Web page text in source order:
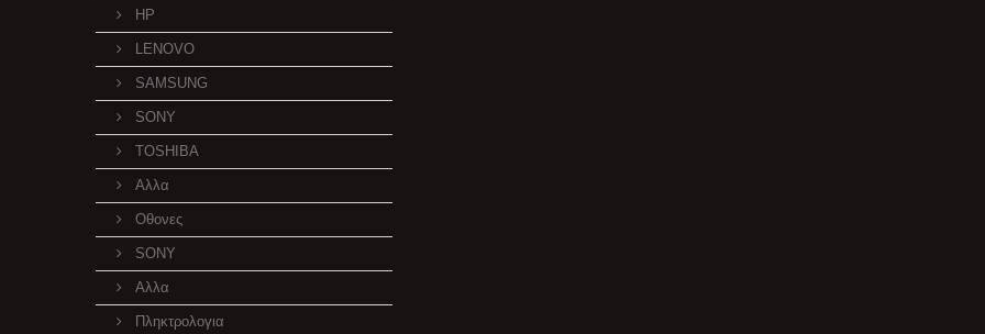
HP
LENOVO
SAMSUNG
SONY
TOSHIBA
Αλλα
Οθονες
SONY
Αλλα
Πληκτρολογια